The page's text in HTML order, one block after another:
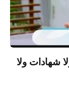
شهادات ولا